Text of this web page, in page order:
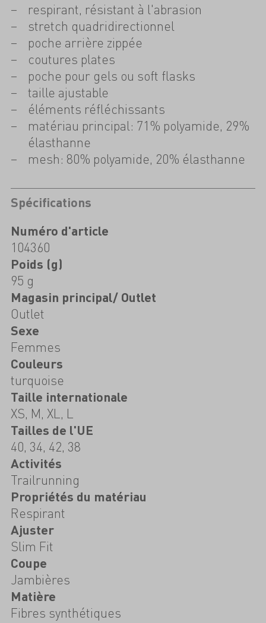
respirant, résistant à l'abrasion
stretch quadridirectionnel
poche arrière zippée
coutures plates
poche pour gels ou soft flasks
taille ajustable
éléments réfléchissants
matériau principal: 71% polyamide, 29%
élasthanne
mesh: 80% polyamide, 20% élasthanne
Spécifications
Numéro d'article
104360
Poids (g)
95 g
Magasin principal/ Outlet
Outlet
Sexe
Femmes
Couleurs
turquoise
Taille internationale
XS, M, XL, L
Tailles de l'UE
40, 34, 42, 38
Activités
Trailrunning
Propriétés du matériau
Respirant
Ajuster
Slim Fit
Coupe
Jambières
Matière
Fibres synthétiques